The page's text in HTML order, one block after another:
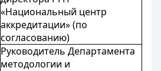
«Национальный центр
аккредитации» (по
согласованию)
Руководитель Департамента
методологии и